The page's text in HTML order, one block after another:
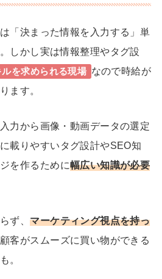
「決まった情報を入力する」単
しかし実は情報整理やタグ設
を求められる現場 なので時給が
ます。
力から画像・動画データの選定
載りやすい タグ設計やSEO知
を作るために幅広い知識が必要
ず、マーケティング視点を持っ
客がスムーズに買い物ができる
。